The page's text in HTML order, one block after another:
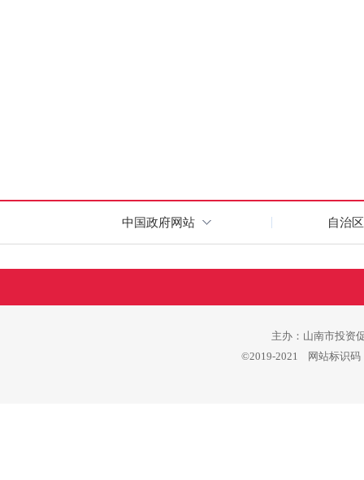
中国政府网站 自治
主办：山南市投资
©2019-2021 网站标识